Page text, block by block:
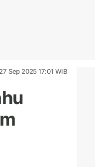
Sep 2025 17:01 WIB